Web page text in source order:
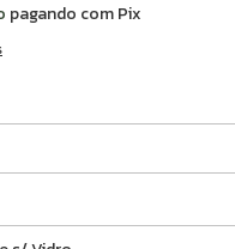
pagando com Pix